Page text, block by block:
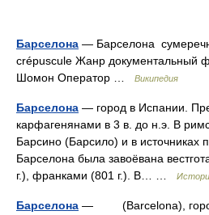
Барселона — Барселона
crépuscule Жанр документальный
Шомон Оператор …
Википедия
Барселона — город в Испании.
карфагенянами в 3 в. до н.э. В
Барсино (Барсило) и в источниках
Барселона была завоёвана
г.), франками (801 г.). В… …
Барселона — (Barcelona), город